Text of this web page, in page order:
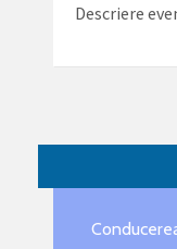
Descriere